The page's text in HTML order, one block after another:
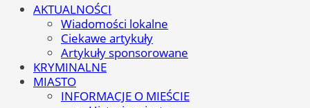
AKTUALNOŚCI
Wiadomości lokalne
Ciekawe artykuły
Artykuły sponsorowane
KRYMINALNE
MIASTO
INFORMACJE O MIEŚCIE